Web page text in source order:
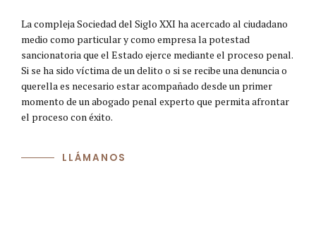
La compleja Sociedad del Siglo XXI ha acercado al ciudadano
medio como particular y como empresa la potestad
sancionatoria que el Estado ejerce mediante el proceso penal.
Si se ha sido víctima de un delito o si se recibe una denuncia o
querella es necesario estar acompañado desde un primer
momento de un abogado penal experto que permita afrontar
el proceso con éxito.
LLÁMANOS